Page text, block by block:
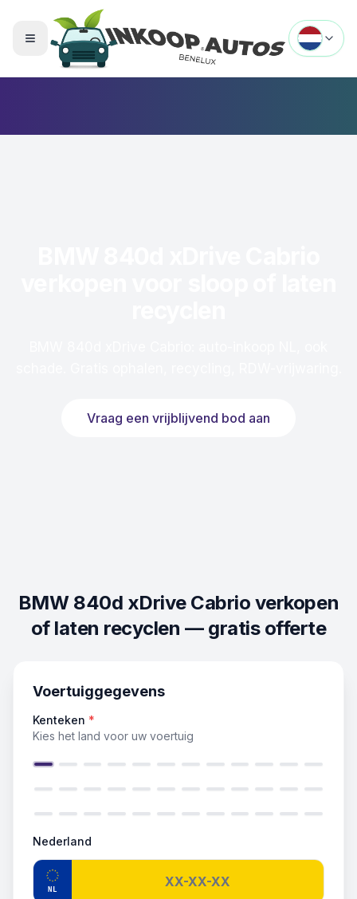
Menu openen
Vraag een vrijblijvend bod aan
BMW 840d xDrive Cabrio verkopen
of laten recyclen — gratis offerte
Voertuiggegevens
Kenteken *
Kies het land voor uw voertuig
Nederland
NL